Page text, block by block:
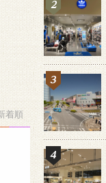
着順